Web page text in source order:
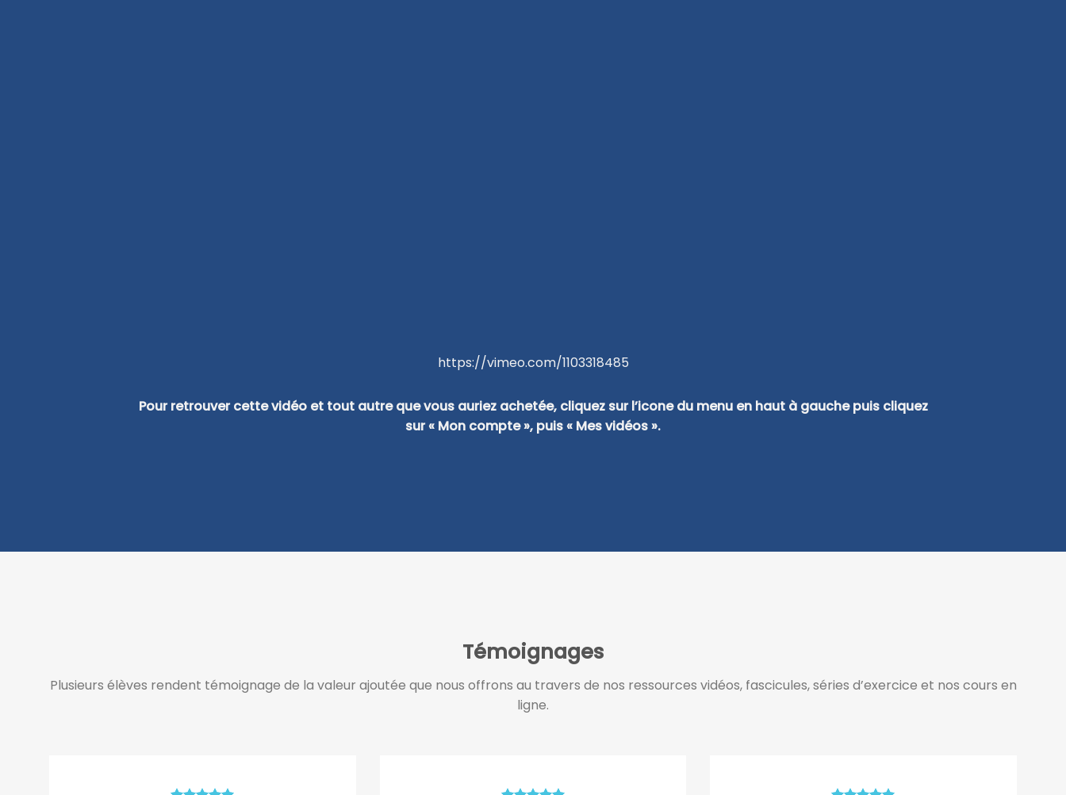
https://vimeo.com/1103318485
Pour retrouver cette vidéo et tout autre que vous auriez achetée, cliquez sur l’icone du menu en haut à gauche puis cliquez
sur « Mon compte », puis « Mes vidéos ».
Témoignages
Plusieurs élèves rendent témoignage de la valeur ajoutée que nous offrons au travers de nos ressources vidéos, fascicules, séries d’exercice et nos cours en
ligne.